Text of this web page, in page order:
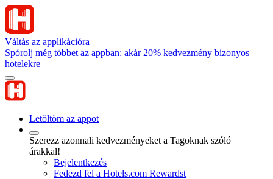
Váltás az applikációra
Spórolj még többet az appban: akár 20% kedvezmény bizonyos
hotelekre
Letöltöm az appot
Szerezz azonnali kedvezményeket a Tagoknak szóló
árakkal!
Bejelentkezés
Fedezd fel a Hotels.com Rewardst